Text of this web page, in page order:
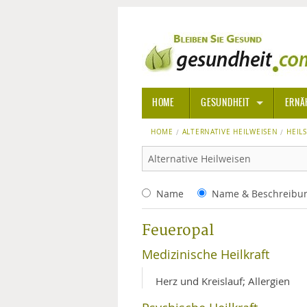
HOME GESUNDHEIT
ALLGEMEINE
ALTERNATIVE HEILWEISEN
ALTERNATIVE MEDIZIN
ARZNEI- UND HEILMITTEL
GIFTSTOFFE
HOME ALTERNATIVE HEILWEISEN
Name Name &
Feueropal
Medizinische Heilkraft
Herz und Kreislauf; Allergien